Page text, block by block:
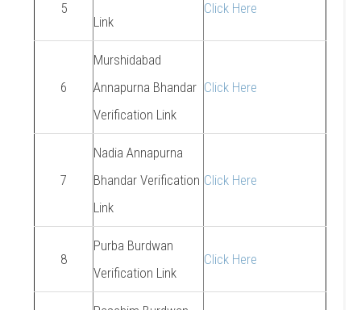
5
Link
Click Here
6
Murshidabad
Annapurna Bhandar
Verification Link
Click Here
7
Nadia Annapurna
Bhandar Verification
Link
Click Here
8
Purba Burdwan
Verification Link
Click Here